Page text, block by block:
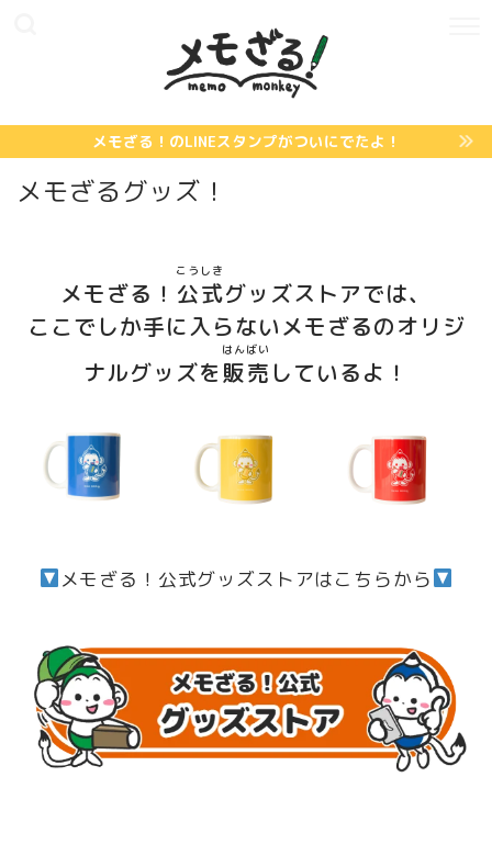
メモざる！のLINEスタンプがついにでたよ！
メモざるグッズ！
メモざる！ 公式
こうしき
グッズストアでは、
ここでしか手に入らないメモざるのオリジ
ナルグッズを 販売
はんばい
しているよ！
メモざる！公式グッズストアはこちらから